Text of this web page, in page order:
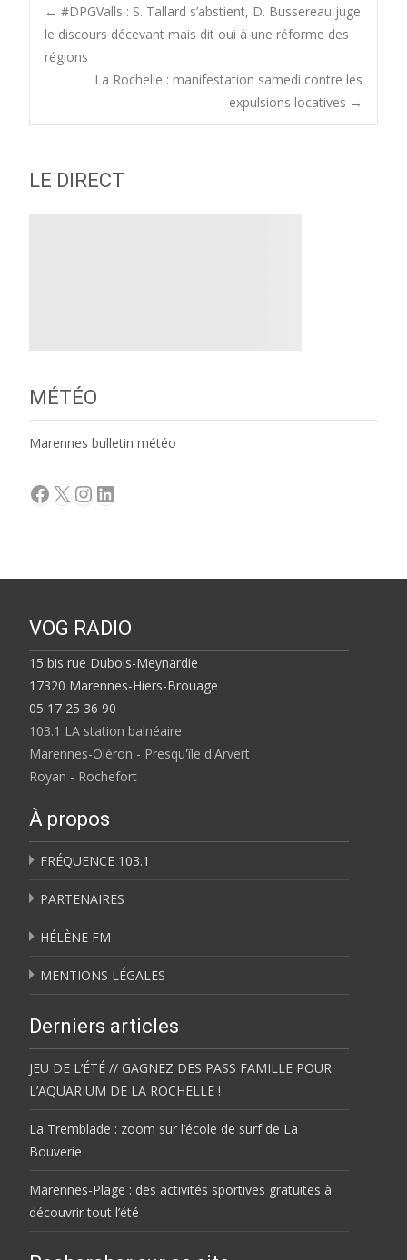
Post
navigation
← #DPGValls : S. Tallard s’abstient, D. Bussereau juge
le discours décevant mais dit oui à une réforme des
régions
La Rochelle : manifestation samedi contre les
expulsions locatives →
LE DIRECT
MÉTÉO
Marennes bulletin météo
Facebook
X Instagram
LinkedIn
VOG RADIO
15 bis rue Dubois-Meynardie
17320 Marennes-Hiers-Brouage
05 17 25 36 90
103.1 LA station balnéaire
Marennes-Oléron - Presqu'île d'Arvert
Royan - Rochefort
À propos
FRÉQUENCE 103.1
PARTENAIRES
HÉLÈNE FM
MENTIONS LÉGALES
Derniers articles
JEU DE L’ÉTÉ // GAGNEZ DES PASS FAMILLE POUR
L’AQUARIUM DE LA ROCHELLE !
La Tremblade : zoom sur l’école de surf de La
Bouverie
Marennes-Plage : des activités sportives gratuites à
découvrir tout l’été